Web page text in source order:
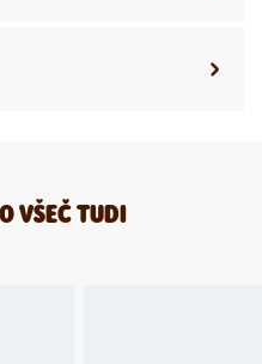
VŠEČ TUDI